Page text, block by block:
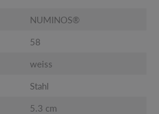
NUMINOS®
58
weiss
Stahl
5.3 cm